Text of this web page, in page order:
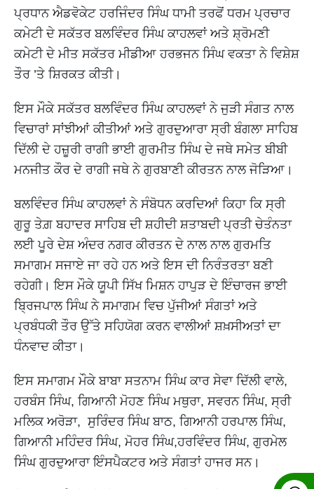
ਪ੍ਰਧਾਨ ਐਡਵੋਕੇਟ ਹਰਜਿੰਦਰ ਸਿੰਘ ਧਾਮੀ ਤਰਫੋਂ ਧਰਮ ਪ੍ਰਚਾਰ
ਕਮੇਟੀ ਦੇ ਸਕੱਤਰ ਬਲਵਿੰਦਰ ਸਿੰਘ ਕਾਹਲਵਾਂ ਅਤੇ ਸ਼੍ਰੋਮਣੀ
ਕਮੇਟੀ ਦੇ ਮੀਤ ਸਕੱਤਰ ਮੀਡੀਆ ਹਰਭਜਨ ਸਿੰਘ ਵਕਤਾ ਨੇ ਵਿਸ਼ੇਸ਼
ਤੌਰ ’ਤੇ ਸ਼ਿਰਕਤ ਕੀਤੀ।
ਇਸ ਮੌਕੇ ਸਕੱਤਰ ਬਲਵਿੰਦਰ ਸਿੰਘ ਕਾਹਲਵਾਂ ਨੇ ਜੁੜੀ ਸੰਗਤ ਨਾਲ
ਵਿਚਾਰਾਂ ਸਾਂਝੀਆਂ ਕੀਤੀਆਂ ਅਤੇ ਗੁਰਦੁਆਰਾ ਸ੍ਰੀ ਬੰਗਲਾ ਸਾਹਿਬ
ਦਿੱਲੀ ਦੇ ਹਜ਼ੂਰੀ ਰਾਗੀ ਭਾਈ ਗੁਰਮੀਤ ਸਿੰਘ ਦੇ ਜਥੇ ਸਮੇਤ ਬੀਬੀ
ਮਨਜੀਤ ਕੌਰ ਦੇ ਰਾਗੀ ਜਥੇ ਨੇ ਗੁਰਬਾਣੀ ਕੀਰਤਨ ਨਾਲ ਜੋੜਿਆ।
ਬਲਵਿੰਦਰ ਸਿੰਘ ਕਾਹਲਵਾਂ ਨੇ ਸੰਬੋਧਨ ਕਰਦਿਆਂ ਕਿਹਾ ਕਿ ਸ੍ਰੀ
ਗੁਰੂ ਤੇਗ਼ ਬਹਾਦਰ ਸਾਹਿਬ ਦੀ ਸ਼ਹੀਦੀ ਸ਼ਤਾਬਦੀ ਪ੍ਰਤੀ ਚੇਤੰਨਤਾ
ਲਈ ਪੂਰੇ ਦੇਸ਼ ਅੰਦਰ ਨਗਰ ਕੀਰਤਨ ਦੇ ਨਾਲ ਨਾਲ ਗੁਰਮਤਿ
ਸਮਾਗਮ ਸਜਾਏ ਜਾ ਰਹੇ ਹਨ ਅਤੇ ਇਸ ਦੀ ਨਿਰੰਤਰਤਾ ਬਣੀ
ਰਹੇਗੀ। ਇਸ ਮੌਕੇ ਯੂਪੀ ਸਿੱਖ ਮਿਸ਼ਨ ਹਾਪੁੜ ਦੇ ਇੰਚਾਰਜ ਭਾਈ
ਬ੍ਰਿਜਪਾਲ ਸਿੰਘ ਨੇ ਸਮਾਗਮ ਵਿਚ ਪੁੱਜੀਆਂ ਸੰਗਤਾਂ ਅਤੇ
ਪ੍ਰਬੰਧਕੀ ਤੌਰ ਉੱਤੇ ਸਹਿਯੋਗ ਕਰਨ ਵਾਲੀਆਂ ਸ਼ਖ਼ਸੀਅਤਾਂ ਦਾ
ਧੰਨਵਾਦ ਕੀਤਾ।
ਇਸ ਸਮਾਗਮ ਮੌਕੇ ਬਾਬਾ ਸਤਨਾਮ ਸਿੰਘ ਕਾਰ ਸੇਵਾ ਦਿੱਲੀ ਵਾਲੇ,
ਹਰਬੰਸ ਸਿੰਘ, ਗਿਆਨੀ ਮੋਹਣ ਸਿੰਘ ਮਥੁਰਾ, ਸਵਰਨ ਸਿੰਘ, ਸ੍ਰੀ
ਮਲਿਕ ਅਰੋੜਾ, ਸੁਰਿੰਦਰ ਸਿੰਘ ਬਾਠ, ਗਿਆਨੀ ਹਰਪਾਲ ਸਿੰਘ,
ਗਿਆਨੀ ਮਹਿੰਦਰ ਸਿੰਘ, ਮੋਹਰ ਸਿੰਘ,ਹਰਵਿੰਦਰ ਸਿੰਘ, ਗੁਰਮੇਲ
ਸਿੰਘ ਗੁਰਦੁਆਰਾ ਇੰਸਪੈਕਟਰ ਅਤੇ ਸੰਗਤਾਂ ਹਾਜਰ ਸਨ।